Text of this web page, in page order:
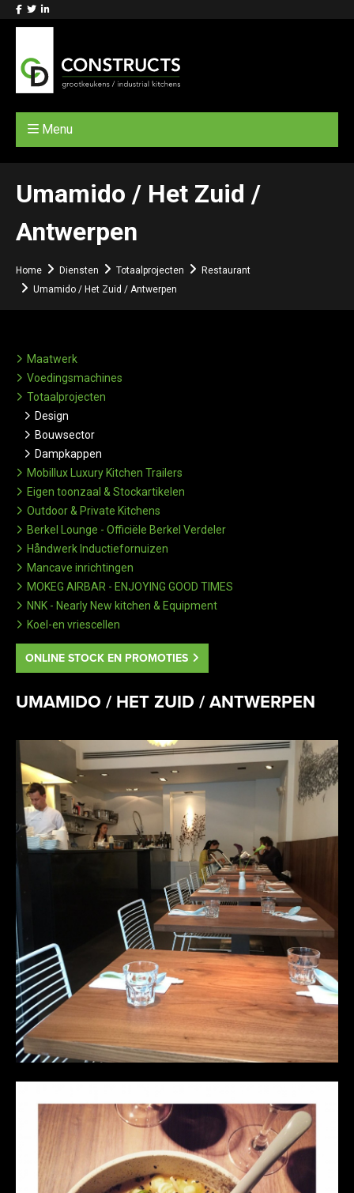
Menu
Umamido / Het Zuid /
Antwerpen
Home Diensten Totaalprojecten
Restaurant
Umamido / Het Zuid / Antwerpen
Maatwerk
Voedingsmachines
Totaalprojecten
Design
Bouwsector
Dampkappen
Mobillux Luxury Kitchen Trailers
Eigen toonzaal & Stockartikelen
Outdoor & Private Kitchens
Berkel Lounge - Officiële Berkel Verdeler
Håndwerk Inductiefornuizen
Mancave inrichtingen
MOKEG AIRBAR - ENJOYING GOOD TIMES
NNK - Nearly New kitchen & Equipment
Koel-en vriescellen
ONLINE STOCK EN PROMOTIES
UMAMIDO / HET ZUID / ANTWERPEN